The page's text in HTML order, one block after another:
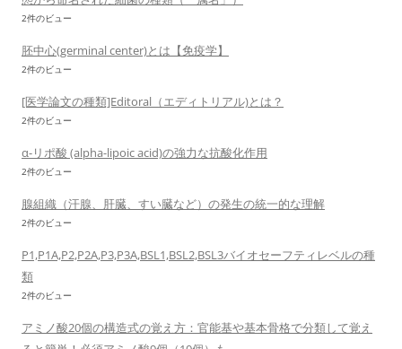
2件のビュー
胚中心(germinal center)とは【免疫学】
2件のビュー
[医学論文の種類]Editoral（エディトリアル)とは？
2件のビュー
α-リポ酸 (alpha-lipoic acid)の強力な抗酸化作用
2件のビュー
腺組織（汗腺、肝臓、すい臓など）の発生の統一的な理解
2件のビュー
P1,P1A,P2,P2A,P3,P3A,BSL1,BSL2,BSL3バイオセーフティレベルの種
類
2件のビュー
アミノ酸20個の構造式の覚え方：官能基や基本骨格で分類して覚え